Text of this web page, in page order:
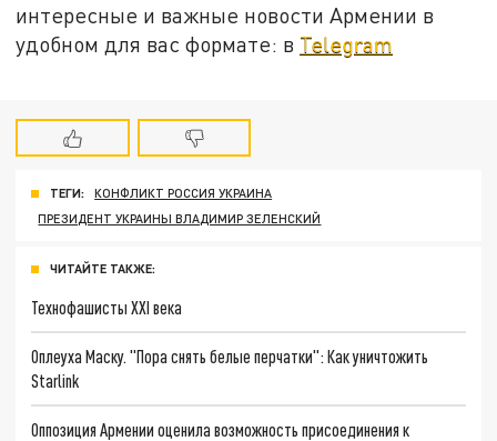
интересные и важные новости Армении в
удобном для вас формате: в Telegram
ТЕГИ:
КОНФЛИКТ РОССИЯ УКРАИНА
ПРЕЗИДЕНТ УКРАИНЫ ВЛАДИМИР ЗЕЛЕНСКИЙ
ЧИТАЙТЕ ТАКЖЕ:
Технофашисты XXI века
Оплеуха Маску. "Пора снять белые перчатки": Как уничтожить
Starlink
Оппозиция Армении оценила возможность присоединения к